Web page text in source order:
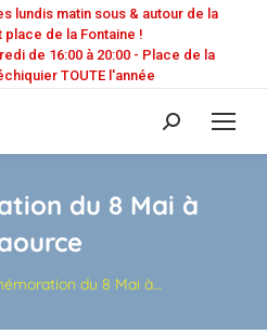
lundis matin sous & autour de la
place de la Fontaine !
de 16:00 à 20:00 - Place de la
TOUTE l'année
Recherche
:
du 8 Mai à
du 8 Mai à…